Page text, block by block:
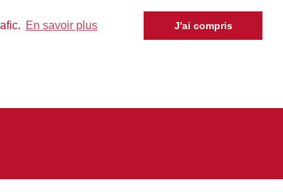
En savoir plus J'ai compris